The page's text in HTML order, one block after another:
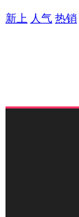
新上 人气 热销